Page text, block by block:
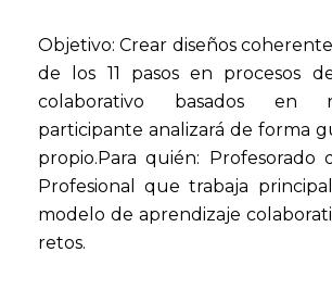
Objetivo: Crear diseños
de los 11 pasos en procesos
colaborativo basados en
participante analizará de forma
propio.Para quién: Profesorado
Profesional que trabaja
modelo de aprendizaje
retos.